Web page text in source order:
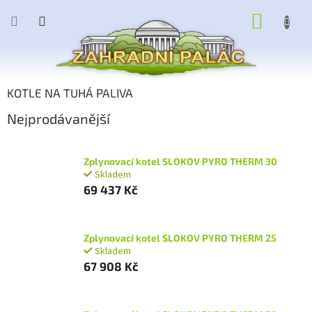
KOTLE NA TUHÁ PALIVA
Nejprodávanější
Zplynovací kotel SLOKOV PYRO THERM 30
Skladem
69 437 Kč
Zplynovací kotel SLOKOV PYRO THERM 25
Skladem
67 908 Kč